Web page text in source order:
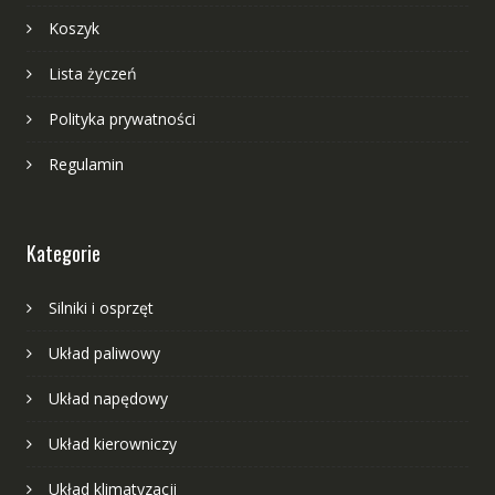
Koszyk
Lista życzeń
Polityka prywatności
Regulamin
Kategorie
Silniki i osprzęt
Układ paliwowy
Układ napędowy
Układ kierowniczy
Układ klimatyzacji